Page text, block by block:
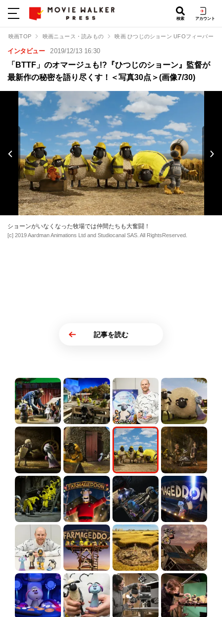
検索 アカウント
映画TOP 映画ニュース・読みもの 映画 ひつじのショーン UFOフィーバー！
インタビュー 2019/12/13 16:30
「BTTF」のオマージュも!?『ひつじのショーン』監督が
最新作の秘密を語り尽くす！＜写真30点＞(画像7/30)
ショーンがいなくなった牧場では仲間たちも大奮闘！
[c] 2019 Aardman Animations Ltd and Studiocanal SAS. All RightsReserved.
記事を読む